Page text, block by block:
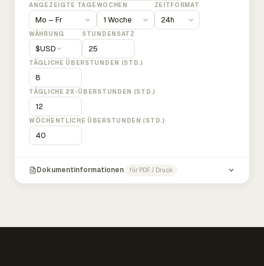
ANGEZEIGTE TAGEWOCHEN ZEITFORMAT
WÄHRUNG
$USD
STUNDENSATZ
TÄGLICHE ÜBERSTUNDEN (STD.)
TÄGLICHE 2X-ÜBERSTUNDEN (STD.)
WÖCHENTLICHE ÜBERSTUNDEN (STD.)
Dokumentinformationen für PDF / Druck